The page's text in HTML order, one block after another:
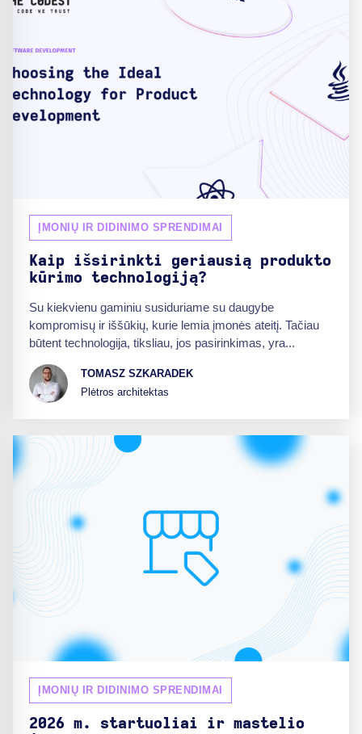
ĮMONIŲ IR DIDINIMO SPRENDIMAI
Kaip išsirinkti geriausią produkto
kūrimo technologiją?
Su kiekvienu gaminiu susiduriame su daugybe
kompromisų ir iššūkių, kurie lemia įmonės ateitį. Tačiau
būtent technologija, tiksliau, jos pasirinkimas, yra...
TOMASZ SZKARADEK
Plėtros architektas
ĮMONIŲ IR DIDINIMO SPRENDIMAI
2026 m. startuoliai ir mastelio